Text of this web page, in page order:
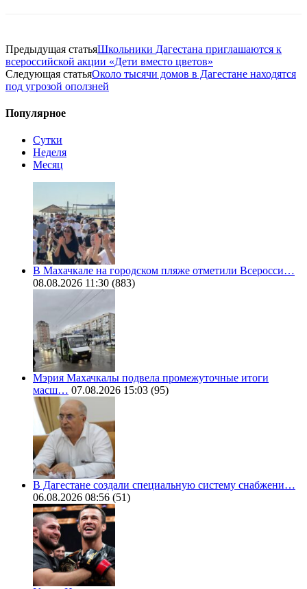
Предыдущая статьяШкольники Дагестана приглашаются к
всероссийской акции «Дети вместо цветов»
Следующая статьяОколо тысячи домов в Дагестане находятся
под угрозой оползней
Популярное
Сутки
Неделя
Месяц
В Махачкале на городском пляже отметили Всеросси…
08.08.2026 11:30 (883)
Мэрия Махачкалы подвела промежуточные итоги
масш… 07.08.2026 15:03 (95)
В Дагестане создали специальную систему снабжени…
06.08.2026 08:56 (51)